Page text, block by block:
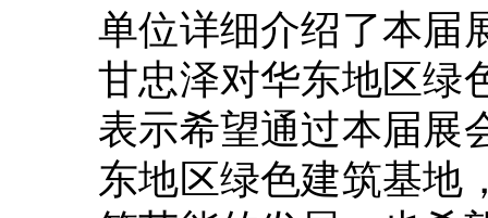
单位详细介绍了本届
甘忠泽对华东地区绿
表示希望通过本届展
东地区绿色建筑基地